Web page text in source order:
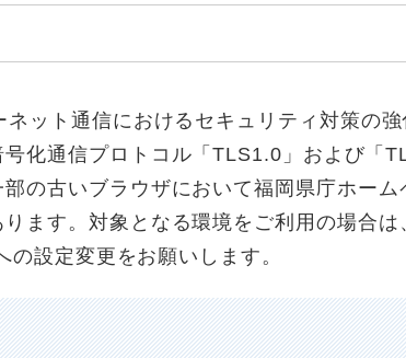
ット通信におけるセキュリティ対策の強
化通信プロトコル「TLS1.0」および「
の古いブラウザにおいて福岡県庁ホーム
ます。対象となる環境をご利用の場合は
の設定変更をお願いします。